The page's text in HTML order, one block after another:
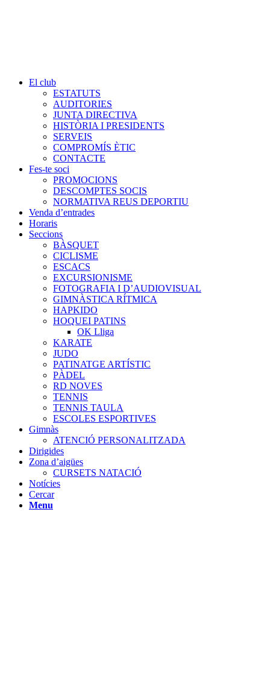
El club
ESTATUTS
AUDITORIES
JUNTA DIRECTIVA
HISTÒRIA I PRESIDENTS
SERVEIS
COMPROMÍS ÈTIC
CONTACTE
Fes-te soci
PROMOCIONS
DESCOMPTES SOCIS
NORMATIVA REUS DEPORTIU
Venda d’entrades
Horaris
Seccions
BÀSQUET
CICLISME
ESCACS
EXCURSIONISME
FOTOGRAFIA I D’AUDIOVISUAL
GIMNÀSTICA RÍTMICA
HAPKIDO
HOQUEI PATINS
OK Lliga
KARATE
JUDO
PATINATGE ARTÍSTIC
PÀDEL
RD NOVES
TENNIS
TENNIS TAULA
ESCOLES ESPORTIVES
Gimnàs
ATENCIÓ PERSONALITZADA
Dirigides
Zona d’aigües
CURSETS NATACIÓ
Notícies
Cercar
Menu